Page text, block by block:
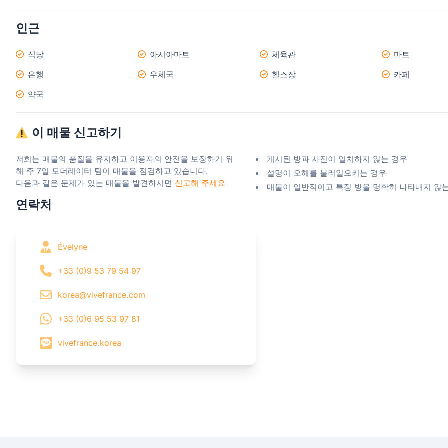
인근
식당 아시아마트 체육관
마트
은행
우체국 헬스장
카페
약국
이 매물 신고하기
저희는 매물의 품질을 유지하고 이용자의 안전을 보장하기 위
해 주 7일 모더레이터 팀이 매물을 점검하고 있습니다.
다음과 같은 문제가 있는 매물을 발견하시면 신고해 주세요
게시된 방과 사진이 일치하지 않는 경우
설명이 오해를 불러일으키는 경우
매물이 일반적이고 특정 방을 명확히 나타내지 않
연락처
Évelyne
+33 (0)9 53 79 54 97
korea@vivefrance.com
+33 (0)6 95 53 97 81
vivefrance.korea